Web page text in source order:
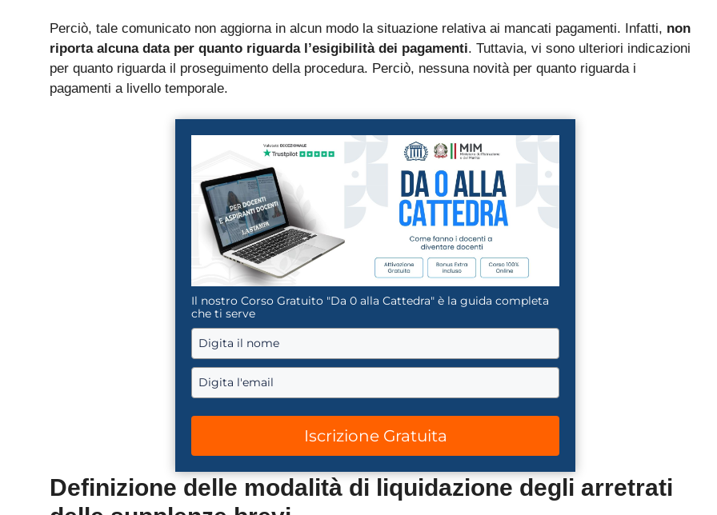
Perciò, tale comunicato non aggiorna in alcun modo la situazione relativa ai mancati pagamenti. Infatti, non
riporta alcuna data per quanto riguarda l’esigibilità dei pagamenti. Tuttavia, vi sono ulteriori indicazioni
per quanto riguarda il proseguimento della procedura. Perciò, nessuna novità per quanto riguarda i
pagamenti a livello temporale.
Il nostro Corso Gratuito "Da 0 alla Cattedra" è la guida completa
che ti serve
Iscrizione Gratuita
Definizione delle modalità di liquidazione degli arretrati
Bando ATA 2027: come arrivare con il MASSIMO PUNTEGGIO
Guida omaggio aggiornata a maggio 2026
La CIAD: cos'è, chi la deve avere, come ottenerla
✓
I titoli che fanno punteggio (OSA, ASACOM, Segretario
Coord., Dattilografia)
Sì, voglio la guida omaggio